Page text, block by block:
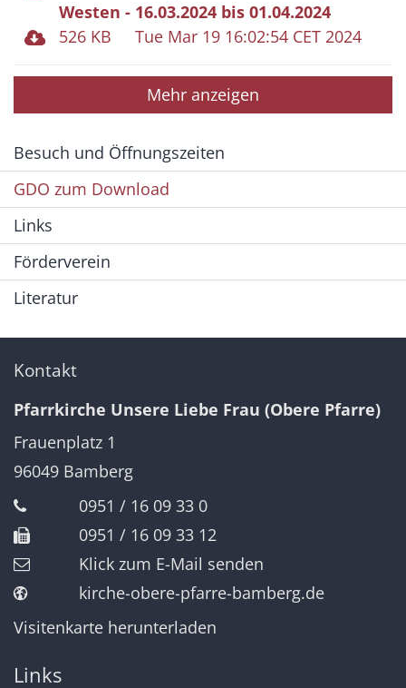
Westen - 16.03.2024 bis 01.04.2024
526 KB
Tue Mar 19 16:02:54 CET 2024
Mehr anzeigen
Besuch und Öffnungszeiten
GDO zum Download
Links
Förderverein
Literatur
Kontakt
Pfarrkirche Unsere Liebe Frau (Obere Pfarre)
Frauenplatz 1
96049 Bamberg
0951 / 16 09 33 0
0951 / 16 09 33 12
Klick zum E-Mail senden
kirche-obere-pfarre-bamberg.de
Visitenkarte herunterladen
Links